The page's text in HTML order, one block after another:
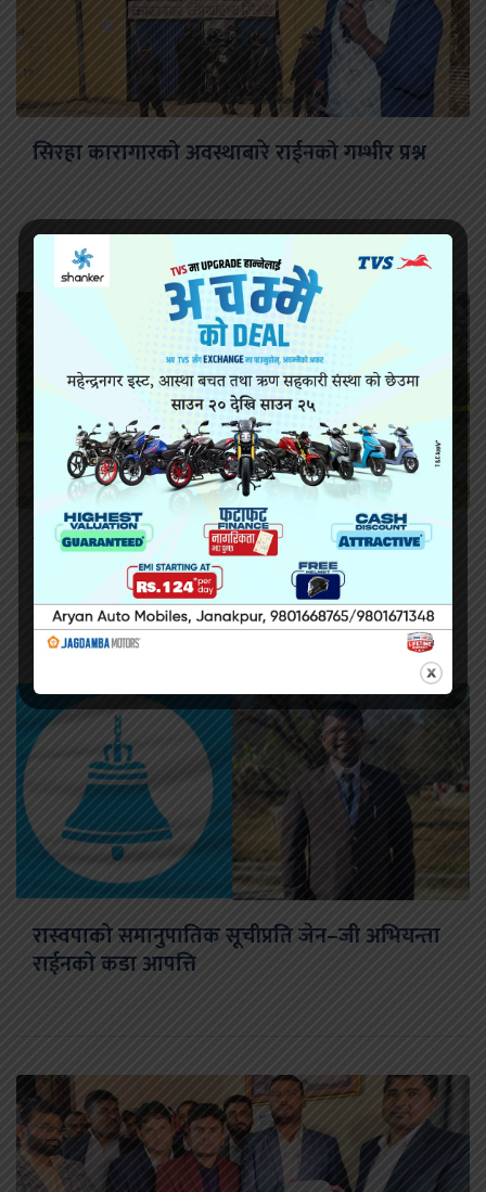
सिरहा कारागारको अवस्थाबारे राईनको गम्भीर प्रश्न
सिराहामा गोली प्रहार गरी हत्या
रास्वपाको समानुपातिक सूचीप्रति जेन–जी अभियन्ता
राईनको कडा आपत्ति